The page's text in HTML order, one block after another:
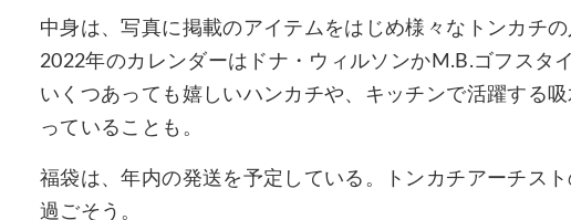
中身は、写真に掲載のアイテムをはじめ様々なトンカチ
2022年のカレンダーはドナ・ウィルソンかM.B.ゴフスタ
いくつあっても嬉しいハンカチや、キッチンで活躍する
っていることも。
福袋は、年内の発送を予定している。トンカチアーチス
過ごそう。